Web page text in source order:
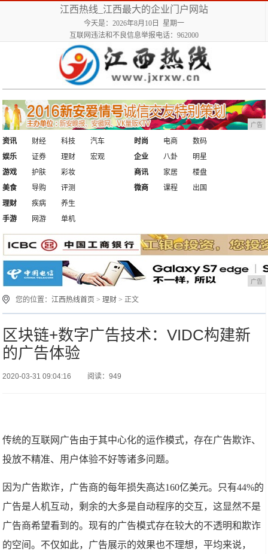
江西热线_江西最大的企业门户网站
今天是：2026年8月10日 星期一
互联网违法和不良信息举报电话：962000
广告
资讯 财经 科技
汽车
娱乐
证券 理财 宏观
时尚 电商
数码
企业
八卦
明星
游戏
护肤
彩妆
美食
导购 评测
商讯 家居
楼盘
微商
课程
出国
理财
疾病
养生
手游
网游 单机
广告
您的位置：江西热线首页 >理财 > 正文
区块链+数字广告技术：VIDC构建新
的广告体验
2020-03-31 09:04:16 阅读：949
传统的互联网广告由于其中心化的运作模式，存在广告欺诈、
投放不精准、用户体验不好等诸多问题。
因为广告欺诈，广告商的每年损失高达160亿美元。只有44%的
广告是人机互动，剩余的大多是自动程序的交互，这显然不是
广告商希望看到的。现有的广告模式存在较大的不透明和欺诈
的空间。不仅如此，广告展示的效果也不理想，平均来说，